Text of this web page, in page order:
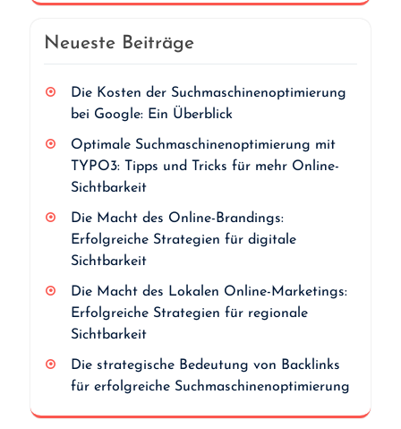
Neueste Beiträge
Die Kosten der Suchmaschinenoptimierung
bei Google: Ein Überblick
Optimale Suchmaschinenoptimierung mit
TYPO3: Tipps und Tricks für mehr Online-
Sichtbarkeit
Die Macht des Online-Brandings:
Erfolgreiche Strategien für digitale
Sichtbarkeit
Die Macht des Lokalen Online-Marketings:
Erfolgreiche Strategien für regionale
Sichtbarkeit
Die strategische Bedeutung von Backlinks
für erfolgreiche Suchmaschinenoptimierung